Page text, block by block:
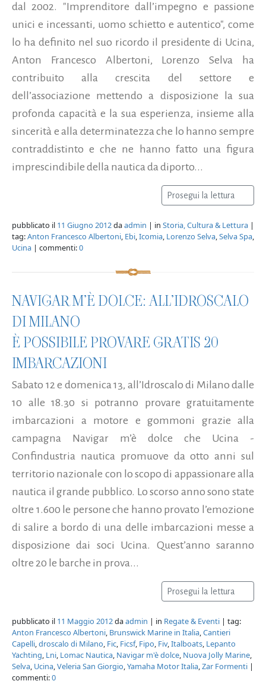
dal 2002. "Imprenditore dall’impegno e passione
unici e incessanti, uomo schietto e autentico", come
lo ha definito nel suo ricordo il presidente di Ucina,
Anton Francesco Albertoni, Lorenzo Selva ha
contribuito alla crescita del settore e
dell’associazione mettendo a disposizione la sua
profonda capacità e la sua esperienza, insieme alla
sincerità e alla determinatezza che lo hanno sempre
contraddistinto e che ne hanno fatto una figura
imprescindibile della nautica da diporto...
Prosegui la lettura
pubblicato il 11 Giugno 2012daadmin | in Storia, Cultura & Lettura |
tag:Anton Francesco Albertoni, Ebi,Icomia, Lorenzo Selva,Selva Spa,
Ucina | commenti:0
NAVIGAR M’È DOLCE: ALL’IDROSCALO
DI MILANO
È POSSIBILE PROVARE GRATIS 20
IMBARCAZIONI
Sabato 12 e domenica 13, all’Idroscalo di Milano dalle
10 alle 18.30 si potranno provare gratuitamente
imbarcazioni a motore e gommoni grazie alla
campagna Navigar m’è dolce che Ucina -
Confindustria nautica promuove da otto anni sul
territorio nazionale con lo scopo di appassionare alla
nautica il grande pubblico. Lo scorso anno sono state
oltre 1.600 le persone che hanno provato l’emozione
di salire a bordo di una delle imbarcazioni messe a
disposizione dai soci Ucina. Quest’anno saranno
oltre 20 le barche in prova...
Prosegui la lettura
pubblicato il 11 Maggio 2012daadmin | in Regate & Eventi | tag:
Anton Francesco Albertoni, Brunswick Marine in Italia,Cantieri
Capelli,droscalo di Milano, Fic, Ficsf, Fipo, Fiv,Italboats, Lepanto
Yachting, Lni, Lomac Nautica, Navigar m'è dolce, Nuova Jolly Marine,
Selva, Ucina,Veleria San Giorgio,Yamaha Motor Italia,Zar Formenti |
commenti:0